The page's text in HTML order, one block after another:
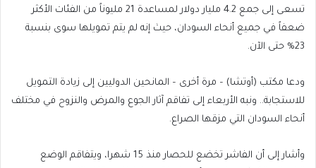
تسعى إلى جمع 4.2 مليار دولار لمساعدة 21 مليوناً من الفئات الأكثر
ضعفاً في جميع أنحاء السودان، حيث إنه لم يتم تمويلها سوى بنسبة
23% حتى الآن.
ودعا مكتب (أوتشا) – مرة أخرى – المانحين الدوليين إلى زيادة التمويل
للاستجابة.. ونبه الأربعاء إلى تفاقم آثار الجوع والمرض والنزوح في مختلف
أنحاء السودان التي مزقها الصراع.
وأشار إلى أن الفاشر تخضع للحصار منذ 15 شهرا، ويتفاقم الوضع